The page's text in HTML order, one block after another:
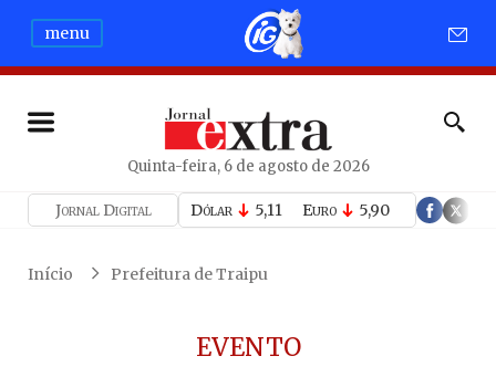
menu
Quinta-feira, 6 de agosto de 2026
Jornal Digital Dólar 5,11 Euro 5,90
Início Prefeitura de Traipu
EVENTO